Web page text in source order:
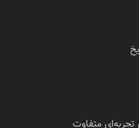
تجربه‌ای متفاوت